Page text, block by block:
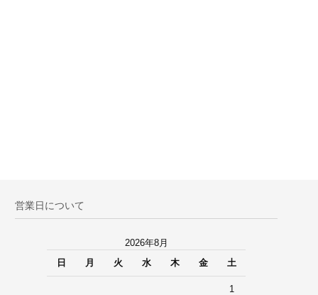
営業日について
2026年8月
日
月 火 水 木 金 土
1